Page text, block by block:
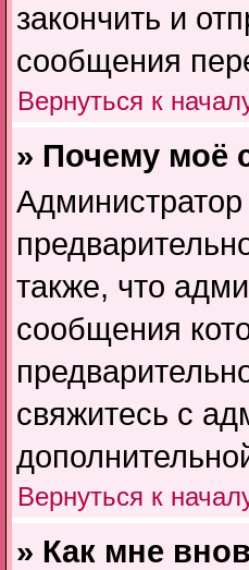
закончить и
сообщения
Вернуться к
» Почему моё
также, что
сообщения
свяжитесь с
Вернуться к
» Как мне